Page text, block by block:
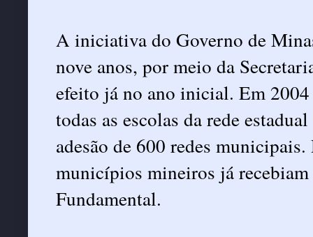
A iniciativa do Governo de
nove anos, por meio da
efeito já no ano inicial. Em
todas as escolas da rede
adesão de 600 redes
municípios mineiros já
Fundamental.